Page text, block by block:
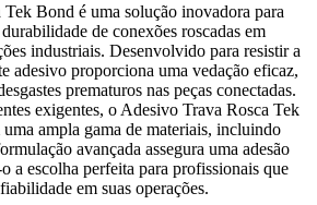
Bond é uma solução inovadora para
de conexões roscadas em
industriais. Desenvolvido para resistir a
adesivo proporciona uma vedação eficaz,
prematuros nas peças conectadas.
exigentes, o Adesivo Trava Rosca Tek
ampla gama de materiais, incluindo
avançada assegura uma adesão
a escolha perfeita para profissionais que
em suas operações.